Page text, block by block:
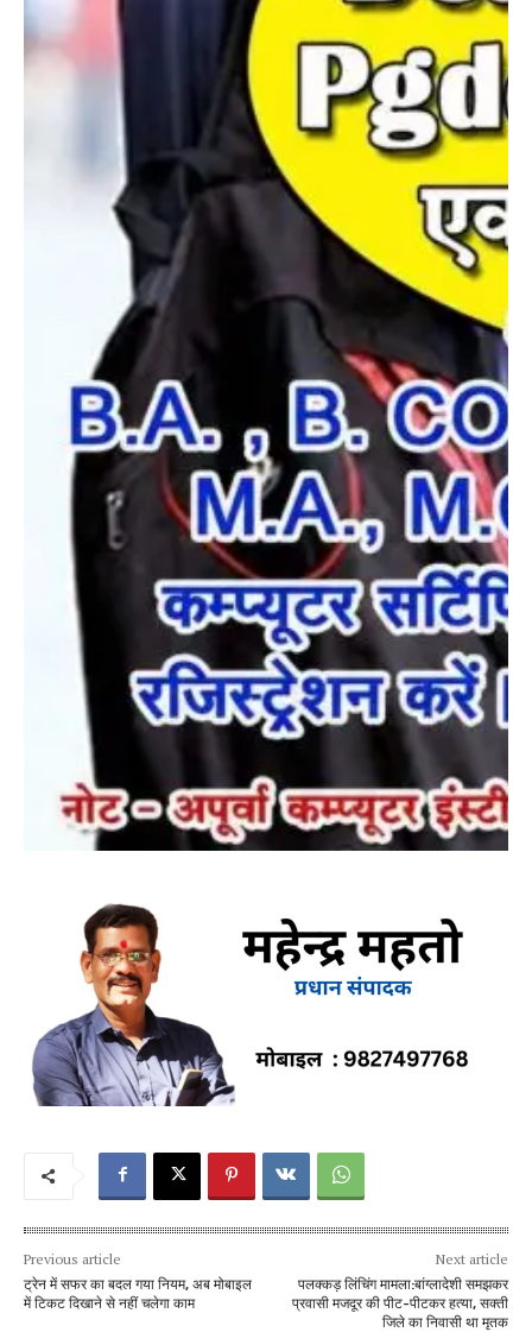
Previous article
ट्रेन में सफर का बदल गया नियम, अब मोबाइल
में टिकट दिखाने से नहीं चलेगा काम
Next article
पलक्कड़ लिंचिंग मामला:बांग्लादेशी समझकर
प्रवासी मजदूर की पीट-पीटकर हत्या, सक्ती
जिले का निवासी था मृतक